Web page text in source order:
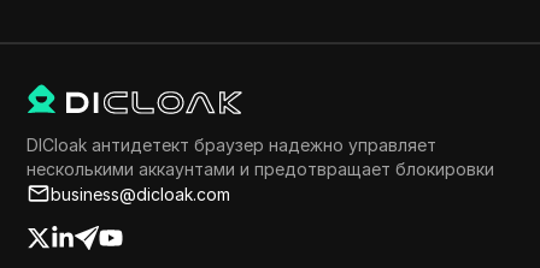
DICloak антидетект браузер надежно управляет
несколькими аккаунтами и предотвращает блокировки
business@dicloak.com